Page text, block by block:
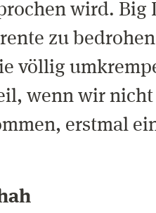
wird. Big
zu
völlig
wenn wir nicht
erstmal